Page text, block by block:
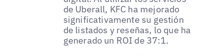
de Uberall, KFC ha mejorado
significativamente su gestión
de listados y reseñas, lo que ha
generado un ROI de 37:1.